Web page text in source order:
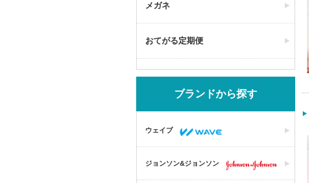
メガネ
おてがる定期便
ブランドから探す
ウェイブ
ジョンソン&ジョンソン